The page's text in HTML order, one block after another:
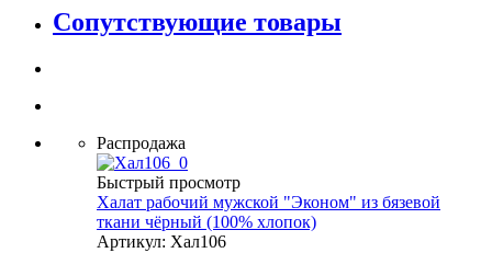
Сопутствующие товары
Распродажа
Быстрый просмотр
Халат рабочий мужской "Эконом" из бязевой
ткани чёрный (100% хлопок)
Артикул: Хал106